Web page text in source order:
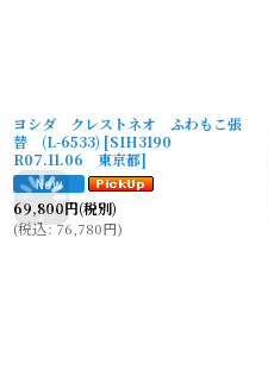
ヨシダ クレストネオ ふわもこ張
替 (L-6533) [SIH3190
R07.11.06 東京都]
69,800円(税別)
(税込:76,780円)